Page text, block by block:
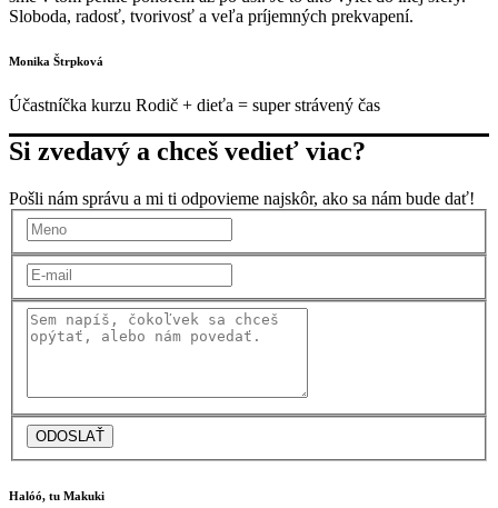
Sloboda, radosť, tvorivosť a veľa príjemných prekvapení.
Monika Štrpková
Účastníčka kurzu Rodič + dieťa = super strávený čas
Si zvedavý a chceš vedieť viac?
Pošli nám správu a mi ti odpovieme najskôr, ako sa nám bude dať!
ODOSLAŤ
Halóó, tu Makuki